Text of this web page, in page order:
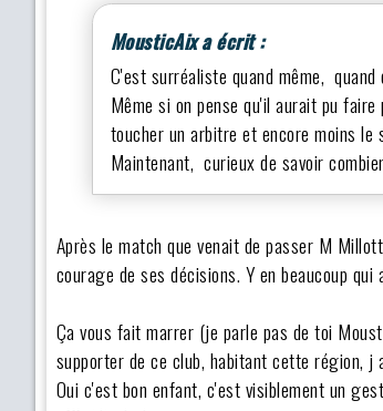
MousticAix a écrit :
C'est surréaliste quand même,
Même si on pense qu'il aurait pu
toucher un arbitre et encore moins le
Maintenant, curieux de savoir
Après le match que venait de passer M
courage de ses décisions. Y en beaucoup
Ça vous fait marrer (je parle pas de toi
supporter de ce club, habitant cette région,
Oui c'est bon enfant, c'est visiblement un